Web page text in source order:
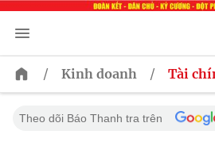
/ Kinh doanh / Tài
Theo dõi Báo Thanh tra trên